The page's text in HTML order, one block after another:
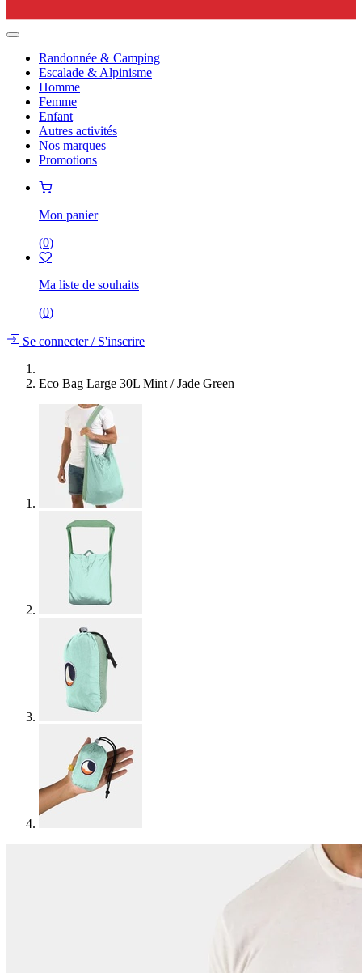
Randonnée & Camping
Escalade & Alpinisme
Homme
Femme
Enfant
Autres activités
Nos marques
Promotions
Mon panier
(0)
Ma liste de souhaits
(0)
Se connecter/S'inscrire
Eco Bag Large 30L Mint / Jade Green